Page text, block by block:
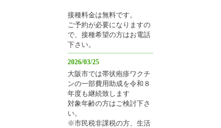
接種料金は無料です。
ご予約が必要になりますの
で、接種希望の方はお電話
下さい。
2026/03/25
大阪市では帯状疱疹ワクチ
ンの一部費用助成を令和８
年度も継続致します
対象年齢の方はご検討下さ
い。
※市民税非課税の方、生活